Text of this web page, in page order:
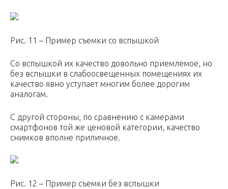
Рис. 11 – Пример съемки со вспышкой
Со вспышкой их качество довольно приемлемое, но
без вспышки в слабоосвещенных помещениях их
качество явно уступает многим более дорогим
аналогам.
С другой стороны, по сравнению с камерами
смартфонов той же ценовой категории, качество
снимков вполне приличное.
Рис. 12 – Пример съемки без вспышки